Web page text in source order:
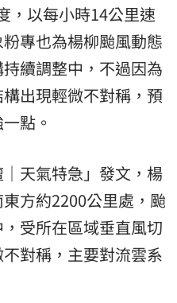
，以每小時14公里速
專也為楊柳颱風動態
續調整中，不過因為
出現輕微不對稱，預
點。
天氣特急」發文，楊
方約2200公里處，颱
受所在區域垂直風切
對稱，主要對流雲系